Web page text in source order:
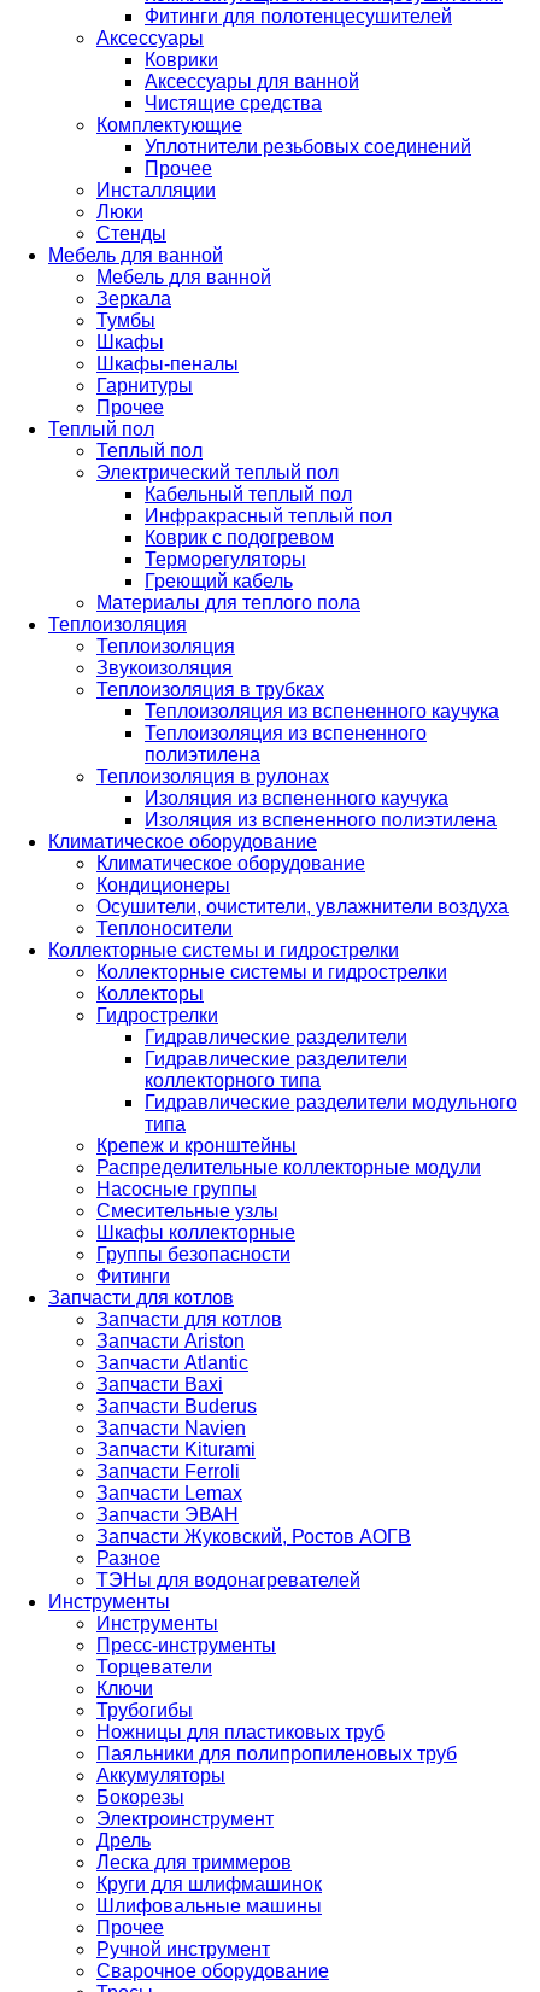
Фитинги для полотенцесушителей
Аксессуары
Коврики
Аксессуары для ванной
Чистящие средства
Комплектующие
Уплотнители резьбовых соединений
Прочее
Инсталляции
Люки
Стенды
Мебель для ванной
Мебель для ванной
Зеркала
Тумбы
Шкафы
Шкафы-пеналы
Гарнитуры
Прочее
Теплый пол
Теплый пол
Электрический теплый пол
Кабельный теплый пол
Инфракрасный теплый пол
Коврик с подогревом
Терморегуляторы
Греющий кабель
Материалы для теплого пола
Теплоизоляция
Теплоизоляция
Звукоизоляция
Теплоизоляция в трубках
Теплоизоляция из вспененного каучука
Теплоизоляция из вспененного
полиэтилена
Теплоизоляция в рулонах
Изоляция из вспененного каучука
Изоляция из вспененного полиэтилена
Климатическое оборудование
Климатическое оборудование
Кондиционеры
Осушители, очистители, увлажнители воздуха
Теплоносители
Коллекторные системы и гидрострелки
Коллекторные системы и гидрострелки
Коллекторы
Гидрострелки
Гидравлические разделители
Гидравлические разделители
коллекторного типа
Гидравлические разделители модульного
типа
Крепеж и кронштейны
Распределительные коллекторные модули
Насосные группы
Смесительные узлы
Шкафы коллекторные
Группы безопасности
Фитинги
Запчасти для котлов
Запчасти для котлов
Запчасти Ariston
Запчасти Atlantic
Запчасти Baxi
Запчасти Buderus
Запчасти Navien
Запчасти Kiturami
Запчасти Ferroli
Запчасти Lemax
Запчасти ЭВАН
Запчасти Жуковский, Ростов АОГВ
Разное
ТЭНы для водонагревателей
Инструменты
Инструменты
Пресс-инструменты
Торцеватели
Ключи
Трубогибы
Ножницы для пластиковых труб
Паяльники для полипропиленовых труб
Аккумуляторы
Бокорезы
Электроинструмент
Дрель
Леска для триммеров
Круги для шлифмашинок
Шлифовальные машины
Прочее
Ручной инструмент
Сварочное оборудование